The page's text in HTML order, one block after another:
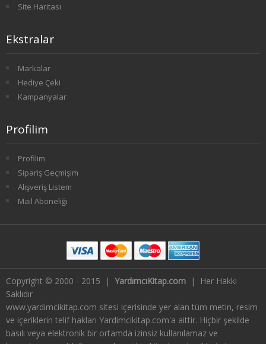
3. SINIF 5. YARIYIL KONAKLAMA İŞL
3. SINIF 6. YARIYIL KONAKLAMA İŞL
4. SINIF 7. YARIYIL KONAKLAMA İŞL
4. SINIF 8. YARIYIL KONAKLAMA İŞL
1. SINIF 2. YARIYIL TÜRK DİLİ
2. SINIF 3. YARIYIL TÜRK DİLİ
3. SINIF 5. YARIYIL TÜRK DİLİ
3. SINIF 6. YARIYIL TÜRK DİLİ
4. SINIF 7. YARIYIL TÜRK DİLİ
4. SINIF 8. YARIYIL TÜRK DİLİ
Site Haritası
Ekstralar
Markalar
Hediye Çeki
Kampanyalar
Profilim
Profilim
Sipariş Geçmişim
Alışveriş Listem
Mail Aboneliği
Copyright © 2000 - 2015 | YardımcıKitap.com
| Her Hakkı
Saklıdır
www.yardimcikitap.com sitesi içerisinde yer alan tüm metin, resim
ve içeriklerin telif hakları Yardimcikitap.com'a aittir. Hiçbir şekilde
basılı veya elektronik bir ortamda izinsiz kullanılamaz ve